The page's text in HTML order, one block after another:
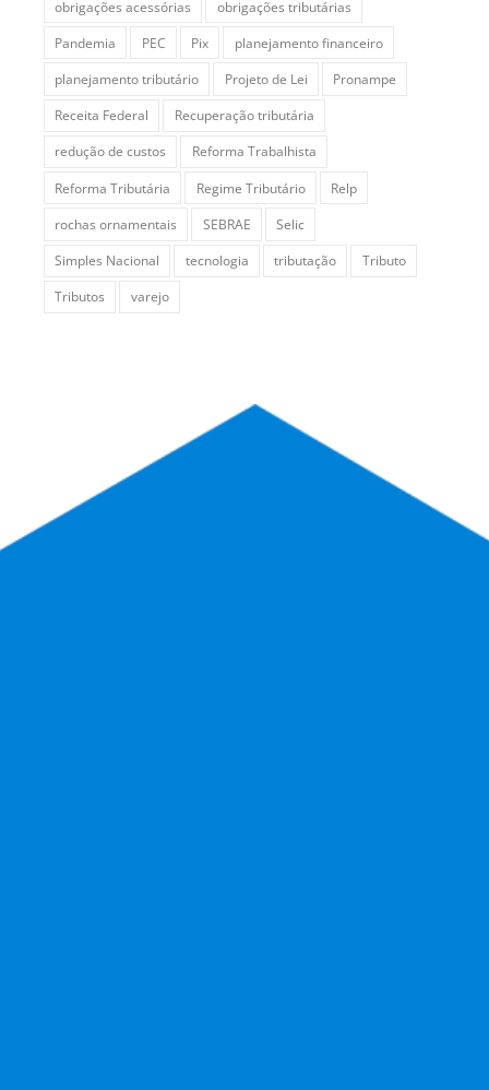
obrigações acessórias
obrigações tributárias
Pandemia
PEC Pix
planejamento financeiro
planejamento tributário
Projeto de Lei
Pronampe
Receita Federal
Recuperação tributária
redução de custos
Reforma Trabalhista
Reforma Tributária
Regime Tributário
Relp
rochas ornamentais
SEBRAE
Selic
Simples Nacional
tecnologia tributação
Tributo
Tributos
varejo